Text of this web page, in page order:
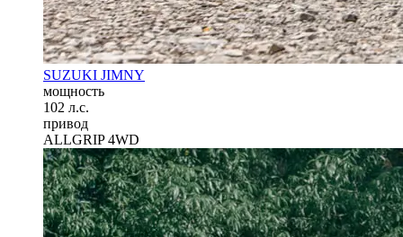
SUZUKI JIMNY
мощность
102 л.с.
привод
ALLGRIP 4WD